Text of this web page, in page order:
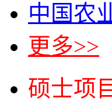
中国农
更多>>
硕士项